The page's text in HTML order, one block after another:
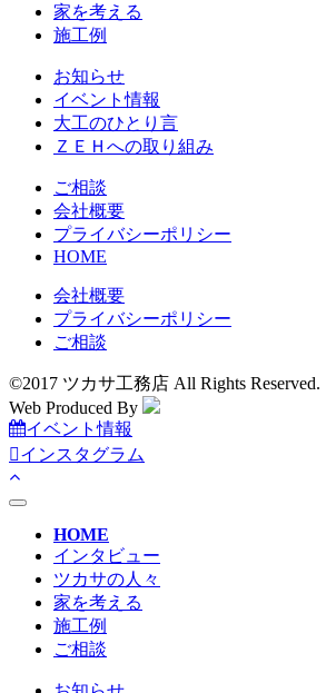
家を考える
施工例
お知らせ
イベント情報
大工のひとり言
ＺＥＨへの取り組み
ご相談
会社概要
プライバシーポリシー
HOME
会社概要
プライバシーポリシー
ご相談
©2017 ツカサ工務店 All Rights Reserved.
Web Produced By
イベント情報
インスタグラム
toggle
navigationHOME
インタビュー
ツカサの人々
家を考える
施工例
ご相談